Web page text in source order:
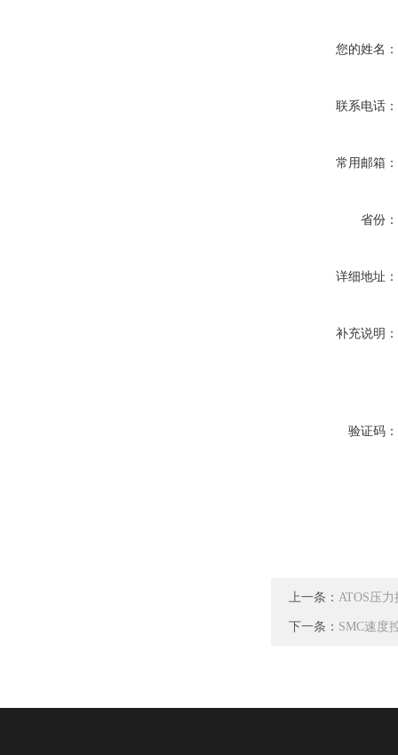
您的姓名：
联系电话：
常用邮箱：
省份：
详细地址：
补充说明：
验证码：
上一条： ATOS压
下一条： SMC速度